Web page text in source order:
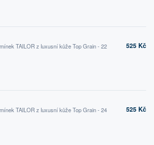
TAILOR z luxusní kůže Top Grain - 22
525 Kč
TAILOR z luxusní kůže Top Grain - 24
525 Kč